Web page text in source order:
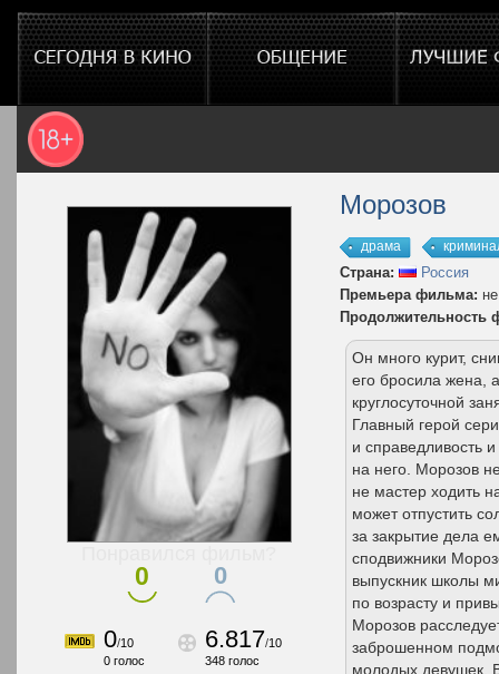
0 0
0/10
0 голос
6.817/10
348 голос
Морозов
драма
Страна:
Россия
Премьера фильма:
Продолжительность
Он много курит,
его бросила жена,
круглосуточной
Главный герой
и справедливость
на него. Морозов
не мастер ходить
может отпустить
за закрытие дела
сподвижники
выпускник школы
по возрасту и
Морозов
заброшенном
молодых девушек.